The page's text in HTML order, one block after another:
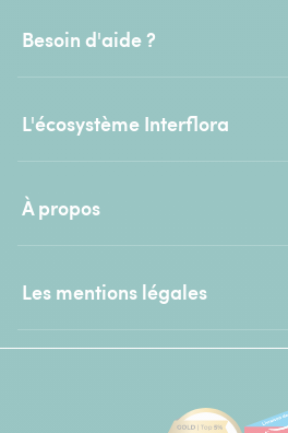
Besoin d'aide ?
L'écosystème Interflora
À propos
Les mentions légales